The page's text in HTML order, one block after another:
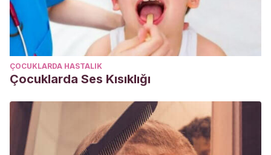
ÇOCUKLARDA HASTALIK
Çocuklarda Ses Kısıklığı